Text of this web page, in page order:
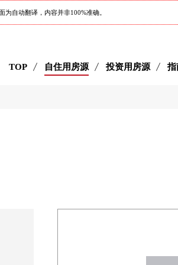
为自动翻译，内容并非100%准确。
TOP 自住用房源 投资用房源 指